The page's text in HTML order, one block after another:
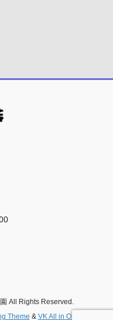
All Rights Reserved.
Theme & VK All in One